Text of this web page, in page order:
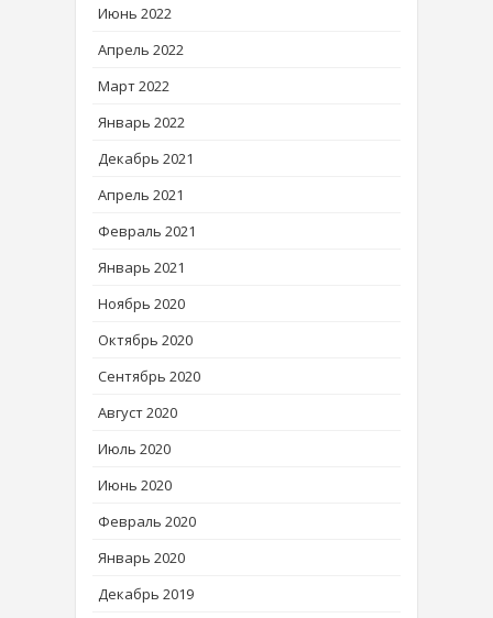
Июнь 2022
Апрель 2022
Март 2022
Январь 2022
Декабрь 2021
Апрель 2021
Февраль 2021
Январь 2021
Ноябрь 2020
Октябрь 2020
Сентябрь 2020
Август 2020
Июль 2020
Июнь 2020
Февраль 2020
Январь 2020
Декабрь 2019